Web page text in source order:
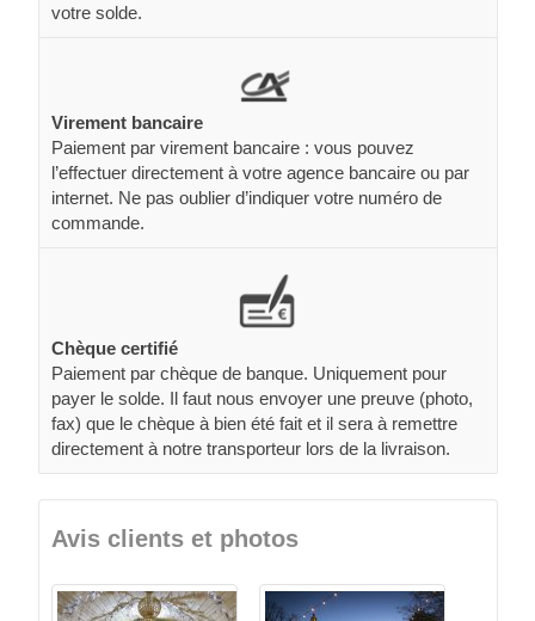
votre solde.
Virement bancaire
Paiement par virement bancaire : vous pouvez
l’effectuer directement à votre agence bancaire ou par
internet. Ne pas oublier d’indiquer votre numéro de
commande.
Chèque certifié
Paiement par chèque de banque. Uniquement pour
payer le solde. Il faut nous envoyer une preuve (photo,
fax) que le chèque à bien été fait et il sera à remettre
directement à notre transporteur lors de la livraison.
Avis clients et photos